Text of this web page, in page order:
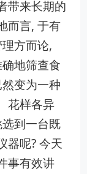
带来长期的
而言‌, 于有
方而论,​
地筛‌查食
变为一种
花样各异
到一台既
器呢? 今天
事有效讲